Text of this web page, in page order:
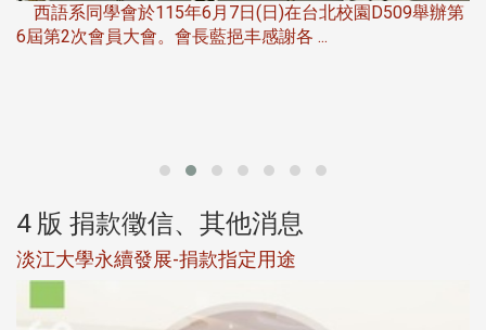
西語系同學會於115年6月7日(日)在台北校園D509舉辦第
6屆第2次會員大會。會長藍挹丰感謝各 ...
4 版 捐款徵信、其他消息
淡江大學永續發展-捐款指定用途